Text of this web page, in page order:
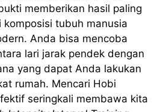
memberikan hasil paling
tubuh manusia
Anda bisa mencoba
lari jarak pendek dengan
yang dapat Anda lakukan
rumah. Mencari Hobi
seringkali membawa kita